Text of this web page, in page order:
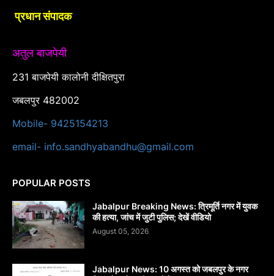
प्रधान संपादक
अतुल बाजपेयी
231 बाजपेयी कालोनी दीक्षितपुरा
जबलपुर 482002
Mobile- 9425154213
email- info.sandhyabandhu@gmail.com
POPULAR POSTS
Jabalpur Breaking News: त्रिमूर्ति नगर में युवक
की हत्या, जांच में जुटी पुलिस; देखें वीडियो
August 05, 2026
Jabalpur News: 10 अगस्त को जबलपुर के नगर